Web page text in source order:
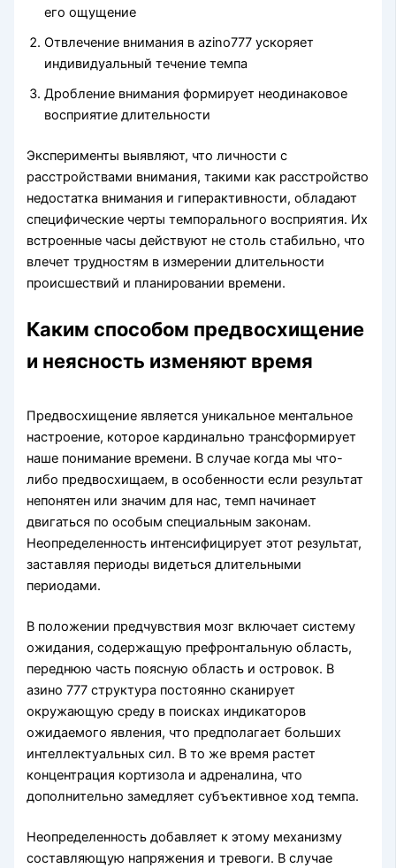
его ощущение
Отвлечение внимания в azino777 ускоряет
индивидуальный течение темпа
Дробление внимания формирует неодинаковое
восприятие длительности
Эксперименты выявляют, что личности с
расстройствами внимания, такими как расстройство
недостатка внимания и гиперактивности, обладают
специфические черты темпорального восприятия. Их
встроенные часы действуют не столь стабильно, что
влечет трудностям в измерении длительности
происшествий и планировании времени.
Каким способом предвосхищение
и неясность изменяют время
Предвосхищение является уникальное ментальное
настроение, которое кардинально трансформирует
наше понимание времени. В случае когда мы что-
либо предвосхищаем, в особенности если результат
непонятен или значим для нас, темп начинает
двигаться по особым специальным законам.
Неопределенность интенсифицирует этот результат,
заставляя периоды видеться длительными
периодами.
В положении предчувствия мозг включает систему
ожидания, содержащую префронтальную область,
переднюю часть поясную область и островок. В
азино 777 структура постоянно сканирует
окружающую среду в поисках индикаторов
ожидаемого явления, что предполагает больших
интеллектуальных сил. В то же время растет
концентрация кортизола и адреналина, что
дополнительно замедляет субъективное ход темпа.
Неопределенность добавляет к этому механизму
составляющую напряжения и тревоги. В случае